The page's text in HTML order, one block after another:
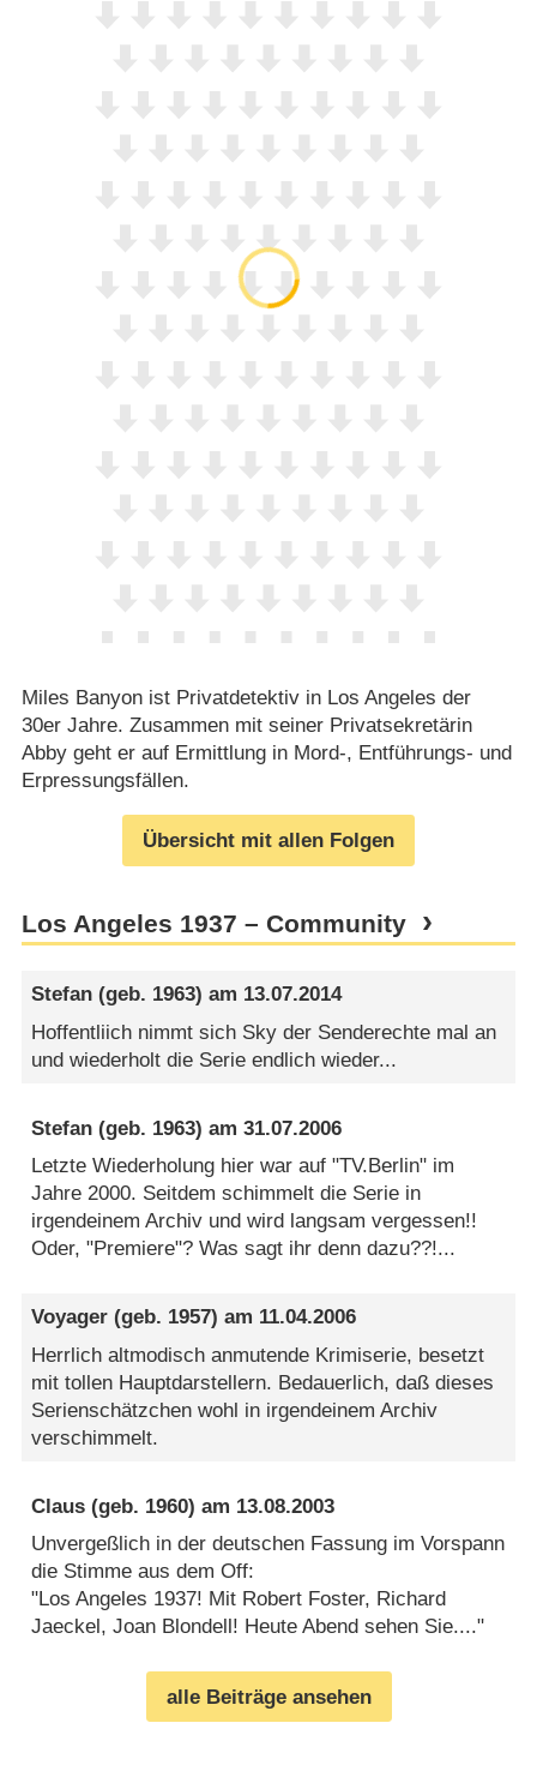
Miles Banyon ist Privatdetektiv in Los Angeles der
30er Jahre. Zusammen mit seiner Privatsekretärin
Abby geht er auf Ermittlung in Mord-, Entführungs- und
Erpressungsfällen.
Übersicht mit allen Folgen
Los Angeles 1937 – Community
Stefan (geb. 1963) am 13.07.2014
Hoffentliich nimmt sich Sky der Senderechte mal an
und wiederholt die Serie endlich wieder...
Stefan (geb. 1963) am31.07.2006
Letzte Wiederholung hier war auf "TV.Berlin" im
Jahre 2000. Seitdem schimmelt die Serie in
irgendeinem Archiv und wird langsam vergessen!!
Oder, "Premiere"? Was sagt ihr denn dazu??!...
Voyager (geb. 1957) am 11.04.2006
Herrlich altmodisch anmutende Krimiserie, besetzt
mit tollen Hauptdarstellern. Bedauerlich, daß dieses
Serienschätzchen wohl in irgendeinem Archiv
verschimmelt.
Claus (geb. 1960) am 13.08.2003
Unvergeßlich in der deutschen Fassung im Vorspann
die Stimme aus dem Off:
"Los Angeles 1937! Mit Robert Foster, Richard
Jaeckel, Joan Blondell! Heute Abend sehen Sie...."
alle Beiträge ansehen